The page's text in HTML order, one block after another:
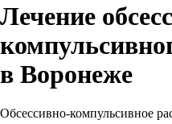
Лечение
в Воронеже
Обсессивно-компульсивное